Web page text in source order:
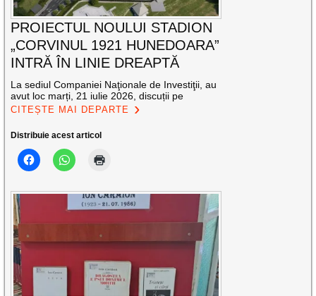
PROIECTUL NOULUI STADION
„CORVINUL 1921 HUNEDOARA”
INTRĂ ÎN LINIE DREAPTĂ
La sediul Companiei Naţionale de Investiţii, au
avut loc marți, 21 iulie 2026, discuții pe
CITEȘTE MAI DEPARTE
Distribuie acest articol